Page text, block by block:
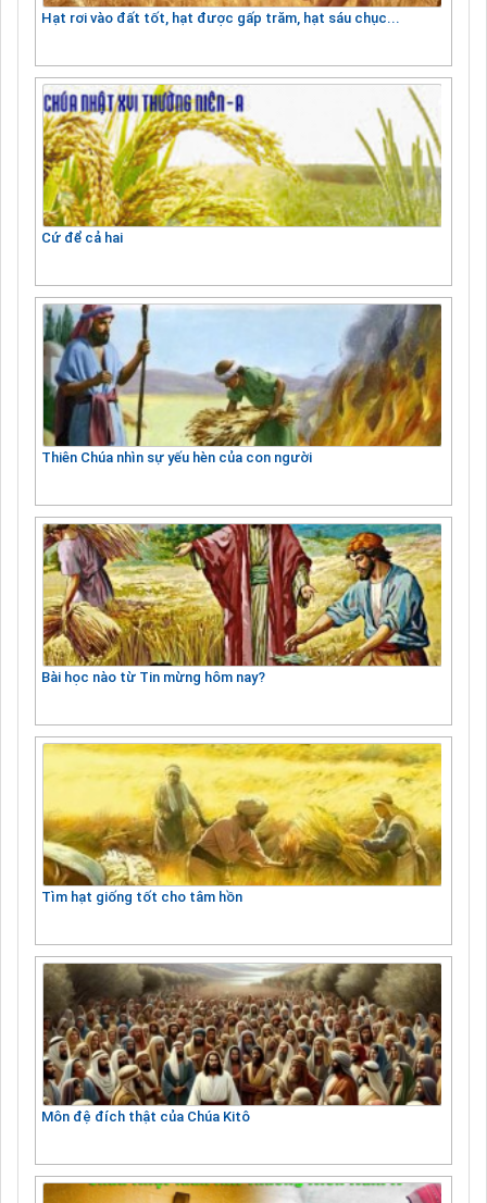
Hạt rơi vào đất tốt, hạt được gấp trăm, hạt sáu chục...
Cứ để cả hai
Thiên Chúa nhìn sự yếu hèn của con người
Bài học nào từ Tin mừng hôm nay?
Tìm hạt giống tốt cho tâm hồn
Môn đệ đích thật của Chúa Kitô